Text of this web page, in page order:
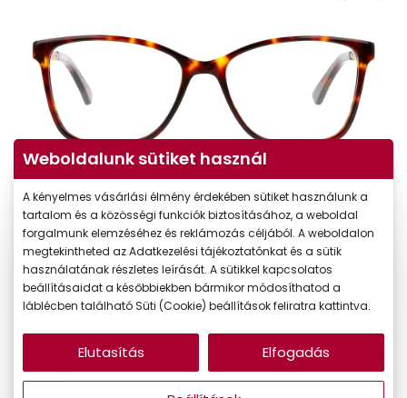
Virtuális próba
-50%
Weboldalunk sütiket használ
A kényelmes vásárlási élmény érdekében sütiket használunk a
tartalom és a közösségi funkciók biztosításához, a weboldal
forgalmunk elemzéséhez és reklámozás céljából. A weboldalon
megtekintheted az Adatkezelési tájékoztatónkat és a sütik
használatának részletes leírását. A sütikkel kapcsolatos
beállításaidat a későbbiekben bármikor módosíthatod a
láblécben található Süti (Cookie) beállítások feliratra kattintva.
Elutasítás Elfogadás